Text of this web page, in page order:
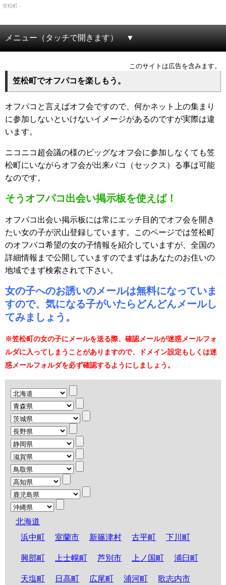
笠松町 -
メニュー（タッチで開きます）
このサイトは広告を含みます。
笠松町でオフパコを楽しもう。
オフパコと言えばオフ会ですので、何かネット上の集まり
に参加しないといけないイメージがあるのですが実際は違
います。
ニコニコ超会議の様のビッグなオフ会に参加しなくても笠
松町にいながらオフ会が出来パコ（セックス）る事は可能
なのです。
そうオフパコ出会い掲示板を使えば！
オフパコ出会い掲示板には常にエッチ目的でオフ会を開き
たい女の子が沢山登録しています。このページでは笠松町
のオフパコ希望の女の子情報を紹介していますが、全国の
詳細情報まで公開していますのでまずはあなたのお住いの
地域でまず検索されて下さい。
女の子へのお誘いのメールは無料になっていま
すので、気になる子がいたらどんどんメールし
てみましょう。
※笠松町の女の子にメールを送る際、確認メールが迷惑メールフォ
ルダに入ってしまうことがありますので、ドメイン設定もしくは迷
惑メールフォルダを必ず確認するようにしましょう。
北海道
浜中町
室蘭市 新篠津村 古平町 下川町
興部町 上士幌町 芦別市 上ノ国町 浦臼町
天塩町 日高町 広尾町 浦河町 歌志内市